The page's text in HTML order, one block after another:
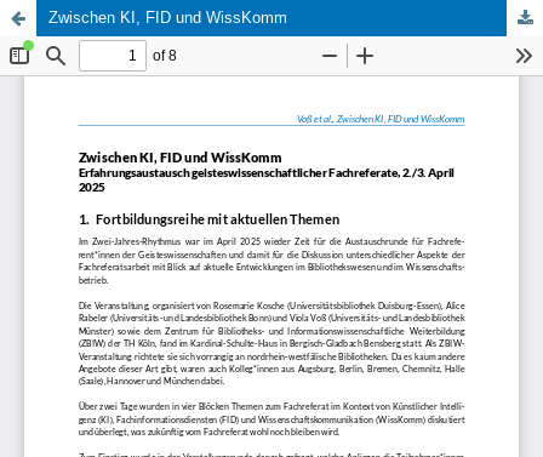
Zwischen KI, FID und WissKomm